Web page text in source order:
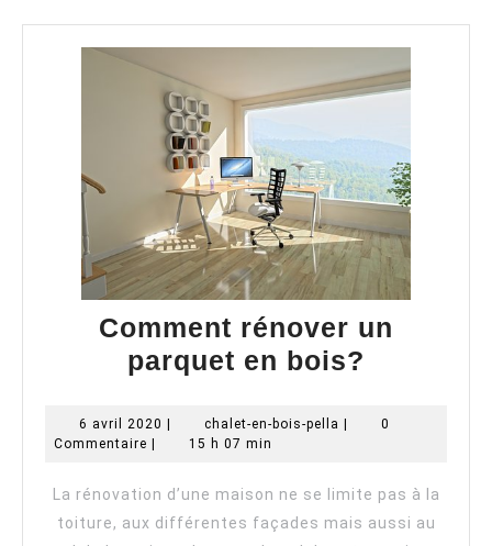
Comment rénover un
parquet en bois?
un
en
bois?
6 avril 2020 6
avril
chalet-en-bois-pella chalet-0
Commentaire
15 h 07 min
La rénovation d’une maison ne se limite pas à la
toiture, aux différentes façades mais aussi au